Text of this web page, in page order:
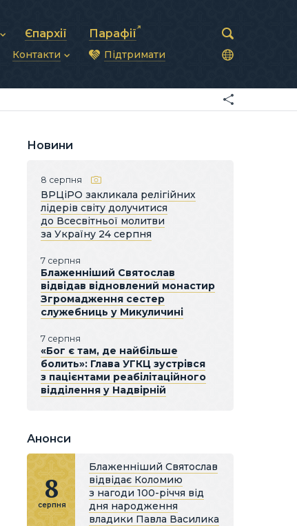
рада
комунікації
Єпархії Парафії
Контакти
Синоди Єпископів
Патріарша курія
Підтримати
Новини
8 серпня
ВРЦіРО закликала релігійних
лідерів світу долучитися
до Всесвітньої молитви
за Україну 24 серпня
7 серпня
Блаженніший Святослав
відвідав відновлений монастир
Згромадження сестер
служебниць у Микуличині
7 серпня
«Бог є там, де найбільше
болить»: Глава УГКЦ зустрівся
з пацієнтами реабілітаційного
відділення у Надвірній
Анонси
8
серпня
Блаженніший Святослав
відвідає Коломию
з нагоди 100-річчя від
дня народження
владики Павла Василика